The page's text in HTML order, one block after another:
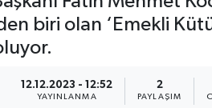
biri olan ‘Emekli
12.12.2023 - 12:52
YAYINLANMA
2
PAYLAŞIM